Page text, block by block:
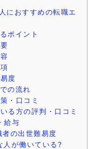
におすすめの転職エ
ポイント
度
の流れ
・口コミ
る方の評判・口コミ
給与
の出世難易度
人が働いている?